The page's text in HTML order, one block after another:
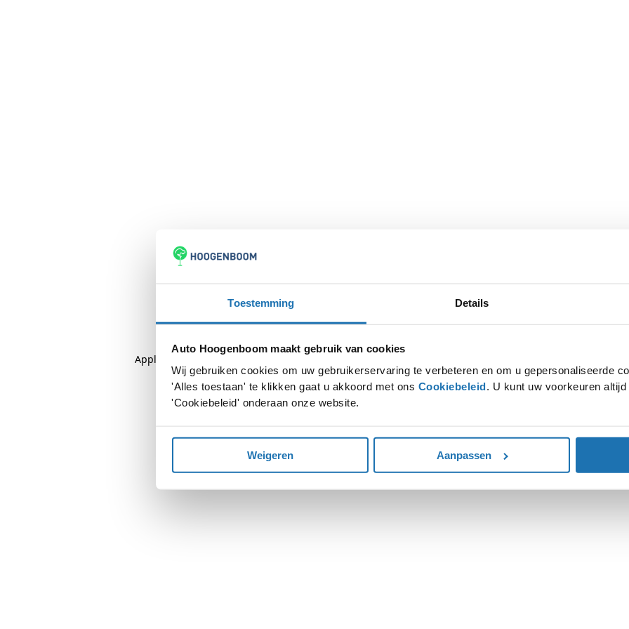
Toestemming Details
Auto Hoogenboom maakt gebruik van cookies
Wij gebruiken cookies om uw gebruikerservaring te verbeteren en om u gepersonaliseerde
'Alles toestaan' te klikken gaat u akkoord met ons Cookiebeleid. U kunt uw voorkeuren
'Cookiebeleid' onderaan onze website.
Weigeren Aanpassen
Application error: a -side exception has occurred while loading